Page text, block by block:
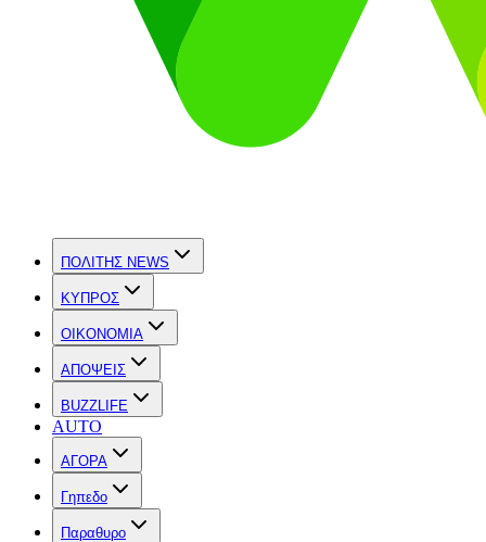
ΠΟΛΙΤΗΣ NEWS
ΚΥΠΡΟΣ
OIKONOMIA
ΑΠΟΨΕΙΣ
BUZZLIFE
AUTO
ΑΓΟΡΑ
Γηπεδο
Παραθυρο